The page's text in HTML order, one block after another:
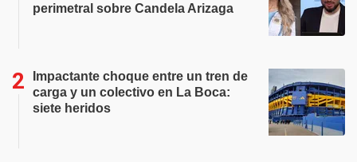
perimetral sobre Candela Arizaga
Impactante choque entre un tren de
carga y un colectivo en La Boca:
siete heridos